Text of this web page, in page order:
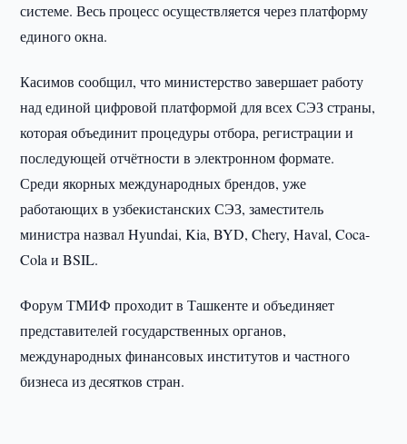
системе. Весь процесс осуществляется через платформу
единого окна.
Касимов сообщил, что министерство завершает работу
над единой цифровой платформой для всех СЭЗ страны,
которая объединит процедуры отбора, регистрации и
последующей отчётности в электронном формате.
Среди якорных международных брендов, уже
работающих в узбекистанских СЭЗ, заместитель
министра назвал Hyundai, Kia, BYD, Chery, Haval, Coca-
Cola и BSIL.
Форум ТМИФ проходит в Ташкенте и объединяет
представителей государственных органов,
международных финансовых институтов и частного
бизнеса из десятков стран.